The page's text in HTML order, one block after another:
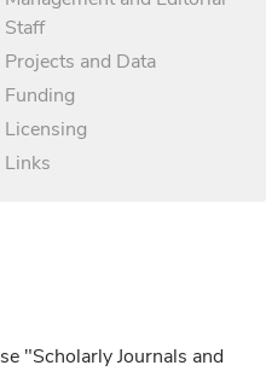
Staff
Projects and Data
Funding
Licensing
Links
"Scholarly Journals and